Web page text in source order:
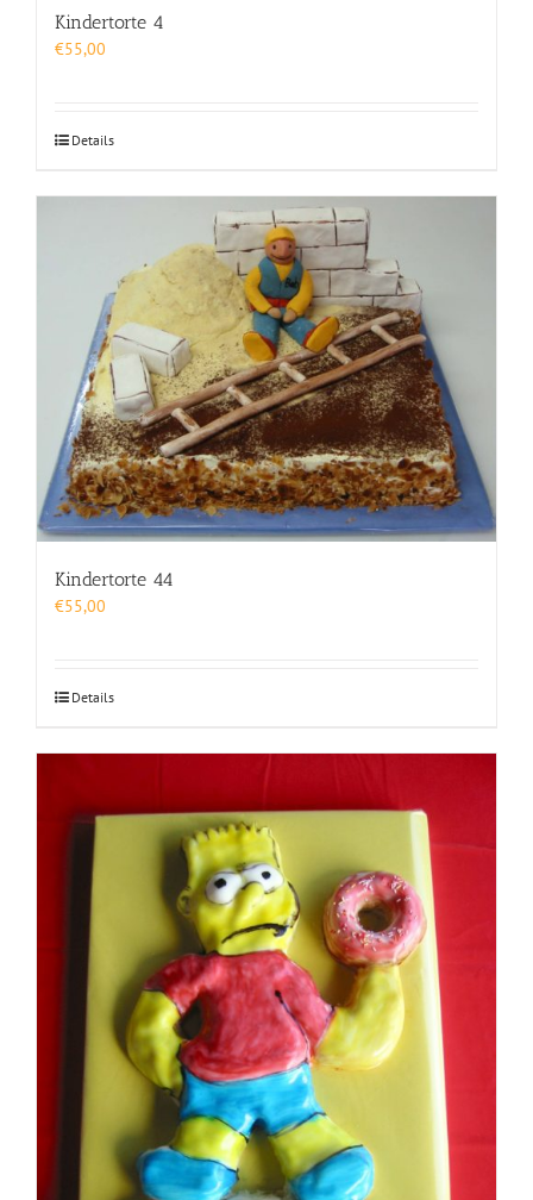
Kindertorte 4
€55,00
Details
Kindertorte 44
€55,00
Details